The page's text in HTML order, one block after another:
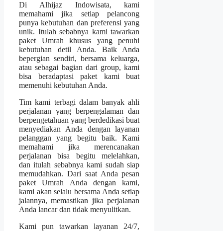
Di Alhijaz Indowisata, kami
memahami jika setiap pelancong
punya kebutuhan dan preferensi yang
unik. Itulah sebabnya kami tawarkan
paket Umrah khusus yang penuhi
kebutuhan detil Anda. Baik Anda
bepergian sendiri, bersama keluarga,
atau sebagai bagian dari group, kami
bisa beradaptasi paket kami buat
memenuhi kebutuhan Anda.
Tim kami terbagi dalam banyak ahli
perjalanan yang berpengalaman dan
berpengetahuan yang berdedikasi buat
menyediakan Anda dengan layanan
pelanggan yang begitu baik. Kami
memahami jika merencanakan
perjalanan bisa begitu melelahkan,
dan itulah sebabnya kami sudah siap
memudahkan. Dari saat Anda pesan
paket Umrah Anda dengan kami,
kami akan selalu bersama Anda setiap
jalannya, memastikan jika perjalanan
Anda lancar dan tidak menyulitkan.
Kami pun tawarkan layanan 24/7,